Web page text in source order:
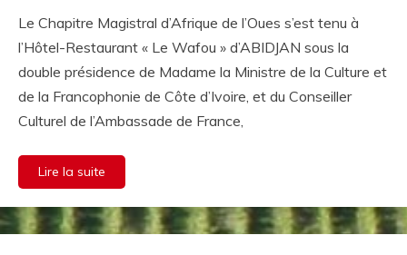
Le Chapitre Magistral d’Afrique de l’Oues s’est tenu à
l’Hôtel-Restaurant « Le Wafou » d’ABIDJAN sous la
double présidence de Madame la Ministre de la Culture et
de la Francophonie de Côte d’Ivoire, et du Conseiller
Culturel de l’Ambassade de France,
Lire la suite